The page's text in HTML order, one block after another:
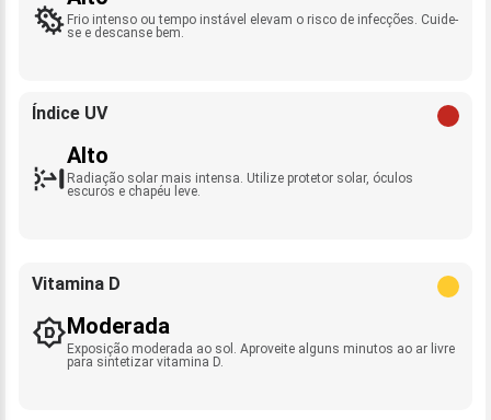
Frio intenso ou tempo instável elevam o risco de infecções. Cuide-
se e descanse bem.
Índice UV
Alto
Radiação solar mais intensa. Utilize protetor solar, óculos
escuros e chapéu leve.
Vitamina D
Moderada
Exposição moderada ao sol. Aproveite alguns minutos ao ar livre
para sintetizar vitamina D.